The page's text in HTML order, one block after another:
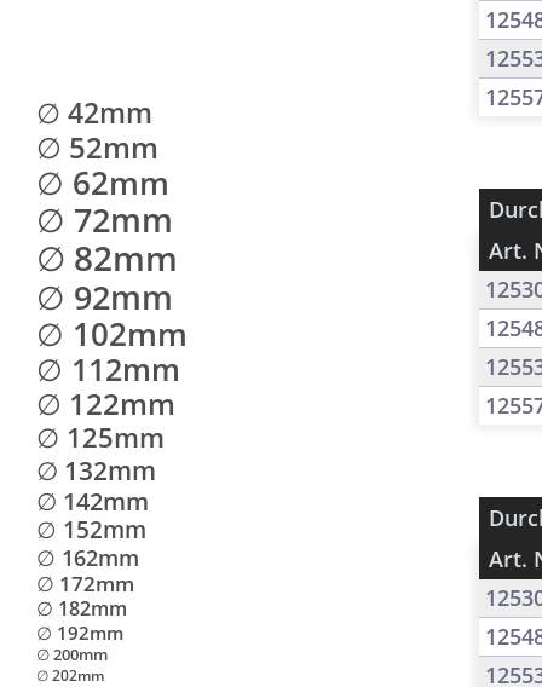
Art.
Art.
∅ 42mm
∅ 52mm
∅ 62mm
∅ 72mm
∅ 82mm
∅ 92mm
∅ 102mm
∅ 112mm
∅ 122mm
∅ 125mm
∅ 132mm
∅ 142mm
∅ 152mm
∅ 162mm
∅ 172mm
∅ 182mm
∅ 192mm
∅ 200mm
∅ 202mm